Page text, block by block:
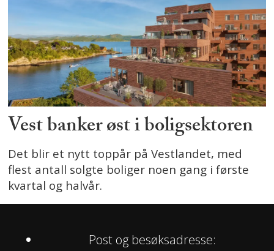
Vest banker øst i boligsektoren
Det blir et nytt toppår på Vestlandet, med
flest antall solgte boliger noen gang i første
kvartal og halvår.
Post og besøksadresse: